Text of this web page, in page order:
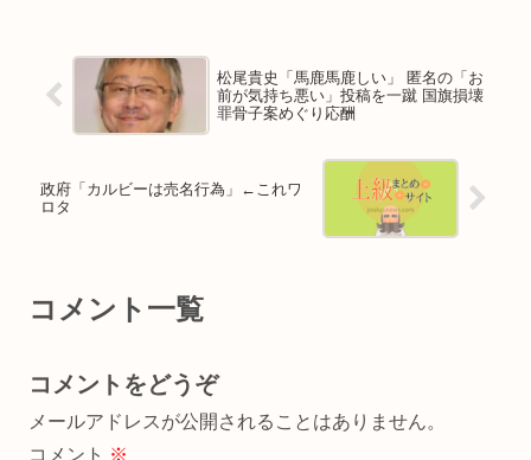
松尾貴史「馬鹿馬鹿しい」 匿名の「お
前が気持ち悪い」投稿を一蹴 国旗損壊
罪骨子案めぐり応酬
政府「カルビーは売名行為」←これワ
ロタ
コメント一覧
コメントをどうぞ
メールアドレスが公開されることはありません。
コメント ※